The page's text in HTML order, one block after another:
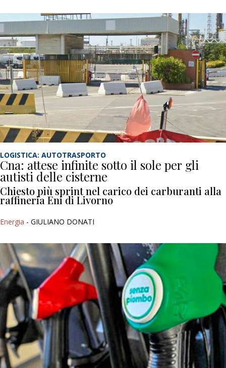
LOGISTICA: AUTOTRASPORTO
Cna: attese infinite sotto il sole per gli
autisti delle cisterne
Chiesto più sprint nel carico dei carburanti alla
raffineria Eni di Livorno
Energia - GIULIANO DONATI